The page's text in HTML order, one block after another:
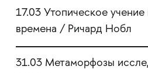
17.03 Утопическое
времена / Ричард Нобл
31.03 Метаморфозы